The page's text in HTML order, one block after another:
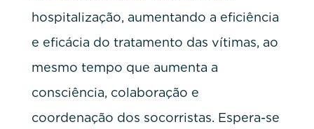
hospitalização, aumentando a eficiência
e eficácia do tratamento das vítimas, ao
mesmo tempo que aumenta a
consciência, colaboração e
coordenação dos socorristas. Espera-se